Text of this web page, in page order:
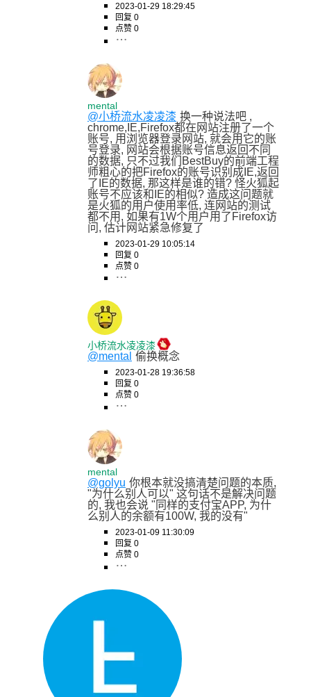
2023-01-29 18:29:45
回复 0
点赞 0
mental
@小桥流水凌凌漆 换一种说法吧 ,
chrome,IE,Firefox都在网站注册了一个
账号, 用浏览器登录网站, 就会用它的账
号登录, 网站会根据账号信息返回不同
的数据, 只不过我们BestBuy的前端工程
师粗心的把Firefox的账号识别成IE,返回
了IE的数据, 那这样是谁的错? 怪火狐起
账号不应该和IE的相似? 造成这问题就
是火狐的用户使用率低, 连网站的测试
都不用, 如果有1W个用户用了Firefox访
问, 估计网站紧急修复了
2023-01-29 10:05:14
回复 0
点赞 0
小桥流水凌凌漆
@mental 偷换概念
2023-01-28 19:36:58
回复 0
点赞 0
mental
@golyu 你根本就没搞清楚问题的本质,
"为什么别人可以" 这句话不是解决问题
的, 我也会说 "同样的支付宝APP, 为什
么别人的余额有100W, 我的没有"
2023-01-09 11:30:09
回复 0
点赞 0